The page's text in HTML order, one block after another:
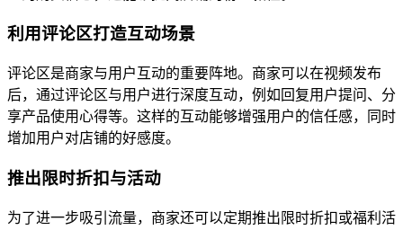
利用评论区打造互动场景
评论区是商家与用户互动的重要阵地。商家可以在视频发布
后，通过评论区与用户进行深度互动，例如回复用户提问、分
享产品使用心得等。这样的互动能够增强用户的信任感，同时
增加用户对店铺的好感度。
推出限时折扣与活动
为了进一步吸引流量，商家还可以定期推出限时折扣或福利活